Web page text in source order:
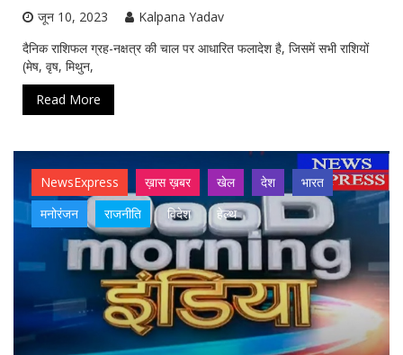
जून 10, 2023
Kalpana Yadav
दैनिक राशिफल ग्रह-नक्षत्र की चाल पर आधारित फलादेश है, जिसमें सभी राशियों
(मेष, वृष, मिथुन,
Read More
NewsExpress ख़ास ख़बर खेल देश
भारत
मनोरंजन
राजनीति विदेश हेल्थ